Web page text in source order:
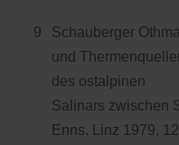
9
Schauberger
und
des ostalpinen
Salinars zwischen
Enns. Linz 1979,